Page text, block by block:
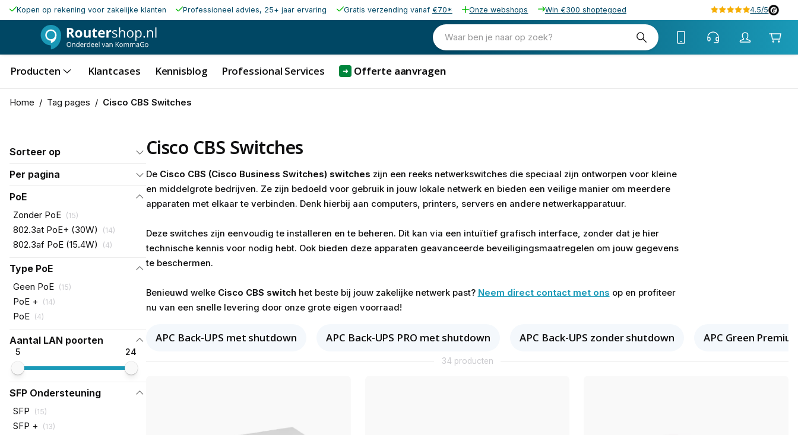
Kopen op rekening voor zakelijke klanten Professioneel advies, 25+ jaar ervaring Gratis verzending vanaf €70* Onze webshops Win €300 shoptegoed 4.5/5
Waar ben je naar op zoek?
Producten Klantcases Kennisblog Professional Services ➜ Offerte aanvragen
Home / Tag pages / Cisco CBS Switches
Sorteer op
Per pagina
PoE
Zonder PoE (15)
802.3at PoE+ (30W) (14)
802.3af PoE (15.4W) (4)
Type PoE
Geen PoE (15)
PoE + (14)
PoE (4)
Aantal LAN poorten
5 24
SFP Ondersteuning
SFP (15)
SFP + (13)
Cisco CBS Switches
De Cisco CBS (Cisco Business Switches) switches zijn een reeks netwerkswitches die speciaal zijn ontworpen voor kleine
en middelgrote bedrijven. Ze zijn bedoeld voor gebruik in jouw lokale netwerk en bieden een veilige manier om meerdere
apparaten met elkaar te verbinden. Denk hierbij aan computers, printers, servers en andere netwerkapparatuur.
Deze switches zijn eenvoudig te installeren en te beheren. Dit kan via een intuïtief grafisch interface, zonder dat je hier
technische kennis voor nodig hebt. Ook bieden deze apparaten geavanceerde beveiligingsmaatregelen om jouw gegevens
te beschermen.
Benieuwd welke Cisco CBS switch het beste bij jouw zakelijke netwerk past? Neem direct contact met ons op en profiteer
nu van een snelle levering door onze grote eigen voorraad!
APC Back-UPS met shutdown APC Back-UPS PRO met shutdown APC Back-UPS zonder shutdown APC Green
34 producten